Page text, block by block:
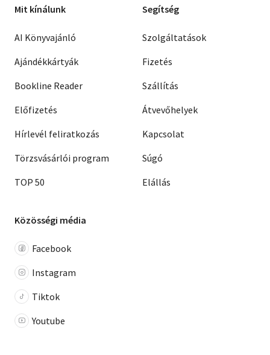
Mit kínálunk
AI Könyvajánló
Ajándékkártyák
Bookline Reader
Előfizetés
Hírlevél feliratkozás
Törzsvásárlói program
TOP 50
Segítség
Szolgáltatások
Fizetés
Szállítás
Átvevőhelyek
Kapcsolat
Súgó
Elállás
Közösségi média
Facebook
Instagram
Tiktok
Youtube